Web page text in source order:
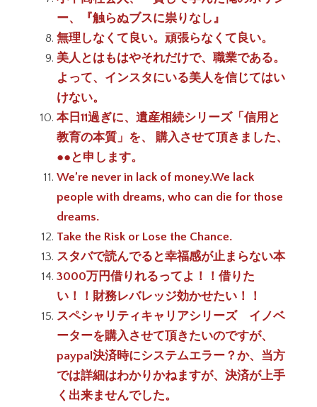
ー、『触らぬブスに祟りなし』
無理しなくて良い。頑張らなくて良い。
美人とはもはやそれだけで、職業である。
よって、インスタにいる美人を信じてはい
けない。
本日11過ぎに、遺産相続シリーズ「信用と
教育の本質」を、 購入させて頂きました、
●●と申します。
We’re never in lack of money.We lack
people with dreams, who can die for those
dreams.
Take the Risk or Lose the Chance.
スタバで読んでると幸福感が止まらない本
3000万円借りれるってよ！！借りた
い！！財務レバレッジ効かせたい！！
スペシャリティキャリアシリーズ イノベ
ーターを購入させて頂きたいのですが、
paypal決済時にシステムエラー？か、当方
では詳細はわかりかねますが、決済が上手
く出来ませんでした。